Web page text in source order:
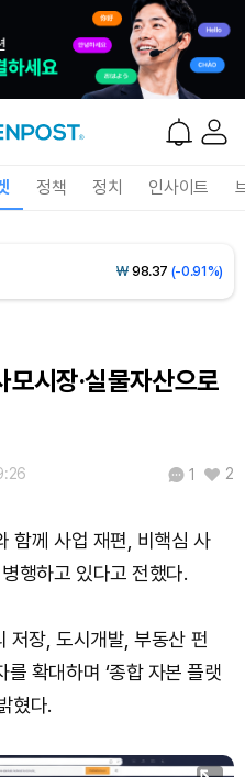
정책 정치 인사이트
₩ 104,457(-0.46%)
91,861,395 (+0.82%)
시장·실물자산으로
1 2
함께 사업 재편, 비핵심 사
행하고 있다고 전했다.
저장, 도시개발, 부동산 펀
확대하며 ‘종합 자본 플랫
혔다.